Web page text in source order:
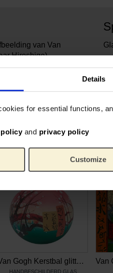
Details
for essential functions,
and privacy policy
Customize
van Van
Hiroshige).
Gerelateerde
Van Gogh Kerstbal glitters Pruimenboom
HANDBESCHILDERD GLAS